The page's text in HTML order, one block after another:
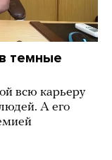
темные
всю карьеру
А его